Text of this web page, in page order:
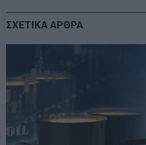
ΣΧΕΤΙΚΑ ΑΡΘΡΑ